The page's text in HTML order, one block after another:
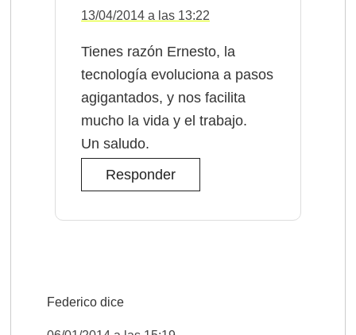
13/04/2014 a las 13:22
Tienes razón Ernesto, la
tecnología evoluciona a pasos
agigantados, y nos facilita
mucho la vida y el trabajo.
Un saludo.
Responder
Federico dice